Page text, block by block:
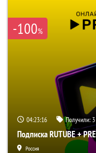
-100%
04:23:15 Получили: 3
Подписка RUTUBE +
Россия